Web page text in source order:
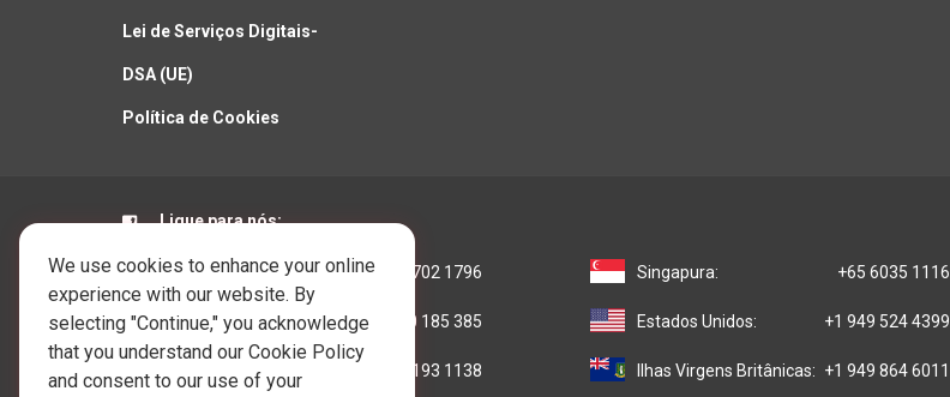
Lei de Serviços Digitais-
DSA (UE)
Política de Cookies
We use cookies to enhance your online
experience with our website. By
selecting "Continue," you acknowledge
that you understand our Cookie Policy
and consent to our use of your
Ligue para nós:
Hong Kong: +852 3702 1796
Austrália: +61 390 185 385
Reino Unido: +44 207 193 1138
Singapura: +65 6035 1116
Estados Unidos: +1 949 524 4399
Ilhas Virgens Britânicas: +1 949 864 6011